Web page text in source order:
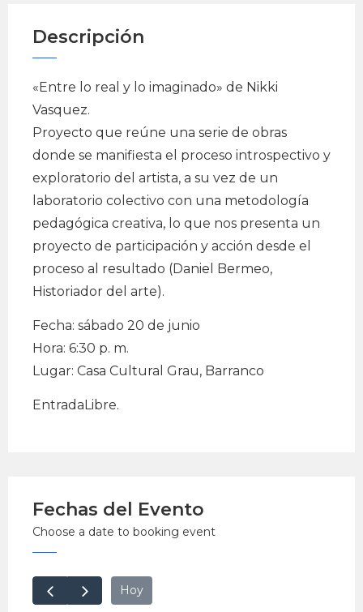
Descripción
«Entre lo real y lo imaginado» de Nikki
Vasquez.
Proyecto que reúne una serie de obras
donde se manifiesta el proceso introspectivo y
exploratorio del artista, a su vez de un
laboratorio colectivo con una metodología
pedagógica creativa, lo que nos presenta un
proyecto de participación y acción desde el
proceso al resultado (Daniel Bermeo,
Historiador del arte).
Fecha: sábado 20 de junio
Hora: 6:30 p. m.
Lugar: Casa Cultural Grau, Barranco
EntradaLibre.
Fechas del Evento
Choose a date to booking event
Hoy